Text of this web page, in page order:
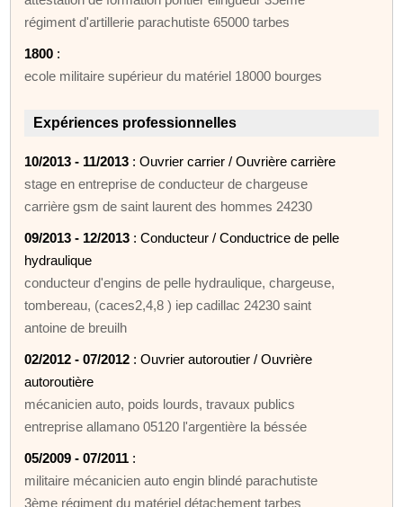
régiment d'artillerie parachutiste 65000 tarbes
1800 :
ecole militaire supérieur du matériel 18000 bourges
Expériences professionnelles
10/2013 - 11/2013 : Ouvrier carrier / Ouvrière carrière
stage en entreprise de conducteur de chargeuse
carrière gsm de saint laurent des hommes 24230
09/2013 - 12/2013 : Conducteur / Conductrice de pelle
hydraulique
conducteur d'engins de pelle hydraulique, chargeuse,
tombereau, (caces2,4,8 ) iep cadillac 24230 saint
antoine de breuilh
02/2012 - 07/2012 : Ouvrier autoroutier / Ouvrière
autoroutière
mécanicien auto, poids lourds, travaux publics
entreprise allamano 05120 l'argentière la béssée
05/2009 - 07/2011 :
militaire mécanicien auto engin blindé parachutiste
3ème régiment du matériel détachement tarbes